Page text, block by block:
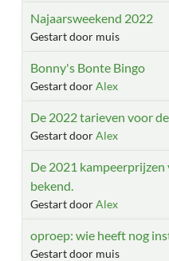
Najaarsweekend 2022
Gestart door muis
Bonny's Bonte Bingo
Gestart doorAlex
De 2022 tarieven voor
Gestart doorAlex
De 2021
bekend.
Gestart doorAlex
oproep: wie heeft nog
Gestart door muis